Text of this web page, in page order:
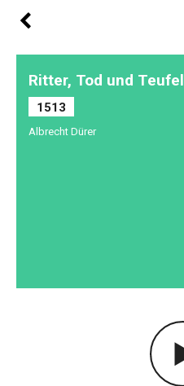
Ritter, Tod und Teufel
1513
Albrecht Dürer